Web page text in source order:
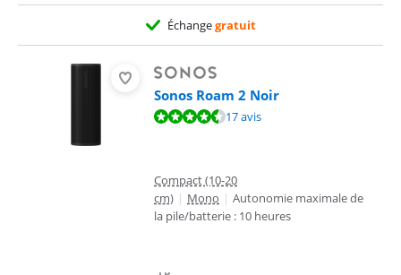
Échangegratuit
Sonos Roam 2 Noir
La note est de 8,6 sur 10, basée sur 17 avis.17 avis
Compact (10-20
cm) | Mono | Autonomie maximale de
la pile/batterie : 10 heures